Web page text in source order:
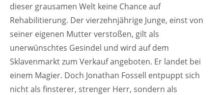
dieser grausamen Welt keine Chance auf
Rehabilitierung. Der vierzehnjährige Junge, einst von
seiner eigenen Mutter verstoßen, gilt als
unerwünschtes Gesindel und wird auf dem
Sklavenmarkt zum Verkauf angeboten. Er landet bei
einem Magier. Doch Jonathan Fossell entpuppt sich
nicht als finsterer, strenger Herr, sondern als